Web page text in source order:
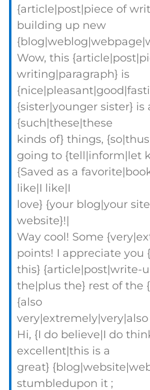
{article|post|piece of
building up new
Wow, this
writing|paragraph} is
{sister|younger sister} is
{such|these|these
kinds of} things,
going to {tell|inform|let
{Saved as a
like|I like|I
love} {your blog|your
website}!|
Way cool! Some
points! I appreciate
this} {article|post|write-
the|plus the} rest of the
{also
Hi, {I do believe|I do
excellent|this is a
great}
stumbledupon it ;